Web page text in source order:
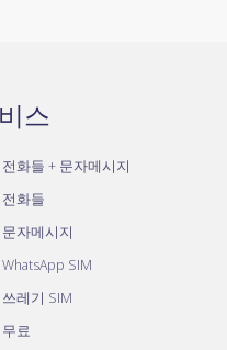
스
전화들 + 문자메시지
전화들
문자메시지
WhatsApp SIM
쓰레기 SIM
무료